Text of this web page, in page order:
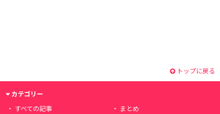
トップに戻る
カテゴリー
すべての記事
まとめ